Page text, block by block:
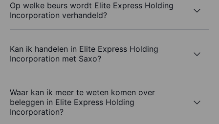
Op welke beurs wordt Elite Express Holding
Incorporation verhandeld?
Kan ik handelen in Elite Express Holding
Incorporation met Saxo?
Waar kan ik meer te weten komen over
beleggen in Elite Express Holding
Incorporation?